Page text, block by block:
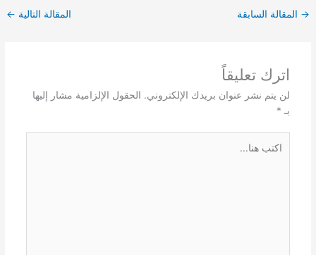
→ المقالة السابقة المقالة التالية ←
اترك تعليقاً
لن يتم نشر عنوان بريدك الإلكتروني. الحقول الإلزامية مشار إليها
بـ *
هنا...